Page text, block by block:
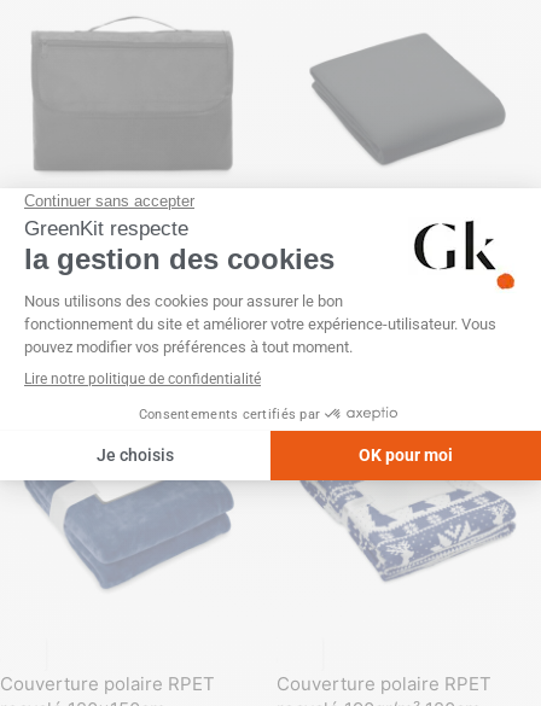
Couverture pique-nique
polaire RPET 200cm
SKU :GK22061
Couverture polaire en PET
recyclé 130 gr/m²
SKU :GK21206
Couverture polaire RPET
Couverture polaire RPET